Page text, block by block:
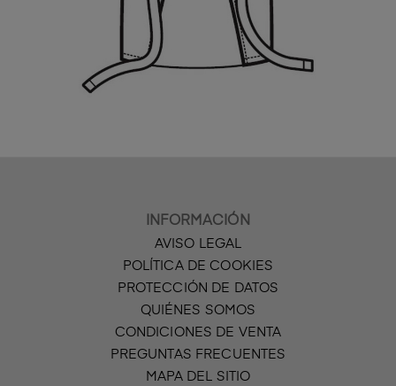
INFORMACIÓN
AVISO LEGAL
POLÍTICA DE COOKIES
PROTECCIÓN DE DATOS
QUIÉNES SOMOS
CONDICIONES DE VENTA
PREGUNTAS FRECUENTES
MAPA DEL SITIO